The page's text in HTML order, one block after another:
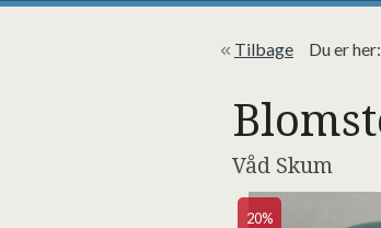
Tilbage Du er her:
Våd Skum
20%